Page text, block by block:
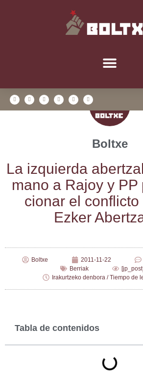
Boltxe
La izquier­da
mano a Rajoy y
cio­nar el
Ezker
Boltxe 2011-11-22
Berriak
Irakurtzeko denbora / Tiempo de
Tabla de contenidos